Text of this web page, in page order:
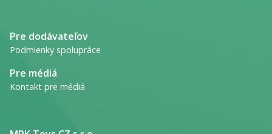
Pre dodávateľov
Podmienky spolupráce
Pre médiá
Kontakt pre médiá